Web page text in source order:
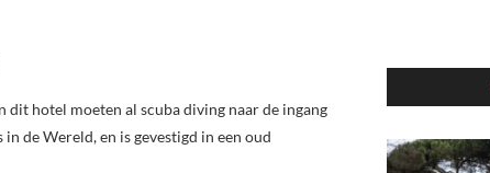
dit hotel moeten al scuba diving naar de ingang
de Wereld, en is gevestigd in een oud